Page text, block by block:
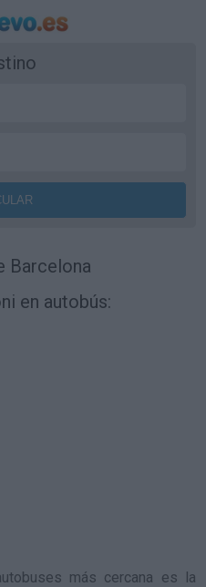
Barcelona
en autobús:
más cercana es la